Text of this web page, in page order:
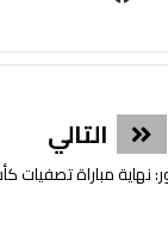
التالي